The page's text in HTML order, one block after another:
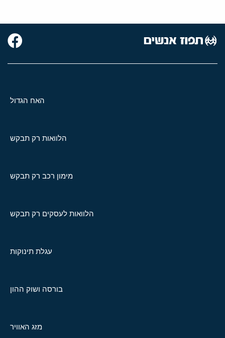
האח הגדול
הלוואות רק תבקש
מימון רכב רק תבקש
הלוואות לעסקים רק תבקש
עגלת תינוקות
בורסה ושוק ההון
מזג האוויר